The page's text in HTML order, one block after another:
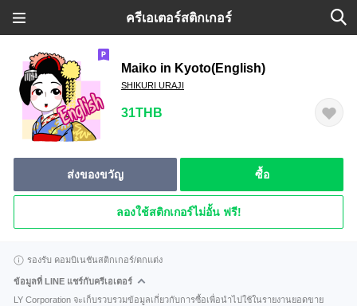
ครีเอเตอร์สติกเกอร์
Maiko in Kyoto(English)
SHIKURI URAJI
31THB
ส่งของขวัญ ซื้อ
ลองใช้สติกเกอร์ไม่อั้น ฟรี!
รองรับ คอมบิเนชันสติกเกอร์/ตกแต่ง
ข้อมูลที่ LINE แชร์กับครีเอเตอร์
LY Corporation จะเก็บรวบรวมข้อมูลเกี่ยวกับการซื้อเพื่อนำไปใช้ในรายงานยอดขาย